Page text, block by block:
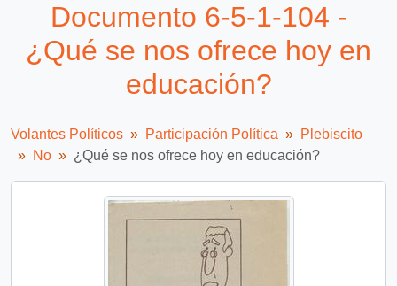
Documento 6-5-1-104 -
¿Qué se nos ofrece hoy en
educación?
Volantes Políticos Participación Política
Plebiscito
No
¿Qué se nos ofrece hoy en educación?